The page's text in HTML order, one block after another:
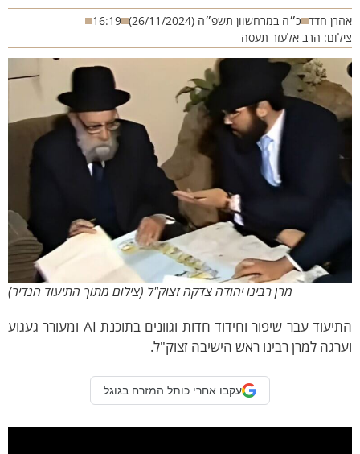
חדד כ״ה במרחשוון תשפ״ה (26/11/2024)
16:19
הרב אלעזר תעסה
מרן רבינו יהודה צדקה זצוק"ל (צילום מתוך התיעוד הנדיר)
התיעוד עבר שיפור וחידוד חדות וגוונים בתוכנת AI ומעורר געגוע
למרן רבינו ראש הישיבה זצוק"ל.
עקבו אחרי כותל המזרח בגוגל